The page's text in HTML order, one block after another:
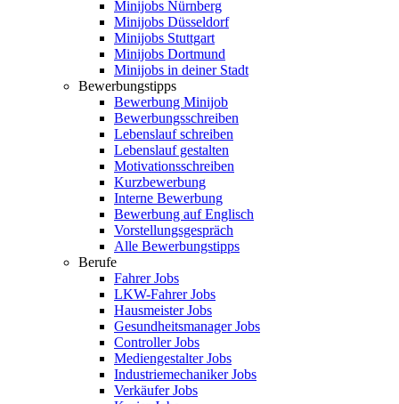
Minijobs Nürnberg
Minijobs Düsseldorf
Minijobs Stuttgart
Minijobs Dortmund
Minijobs in deiner Stadt
Bewerbungstipps
Bewerbung Minijob
Bewerbungsschreiben
Lebenslauf schreiben
Lebenslauf gestalten
Motivationsschreiben
Kurzbewerbung
Interne Bewerbung
Bewerbung auf Englisch
Vorstellungsgespräch
Alle Bewerbungstipps
Berufe
Fahrer Jobs
LKW-Fahrer Jobs
Hausmeister Jobs
Gesundheitsmanager Jobs
Controller Jobs
Mediengestalter Jobs
Industriemechaniker Jobs
Verkäufer Jobs